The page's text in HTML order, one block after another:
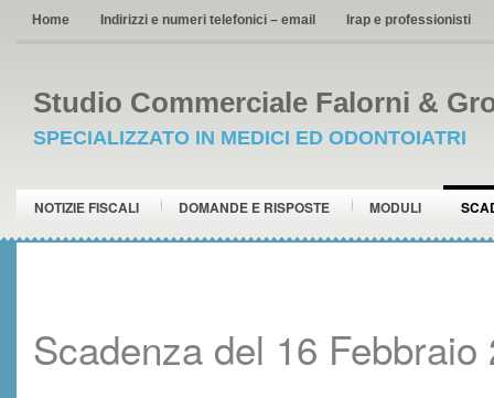
Home Indirizzi e numeri telefonici – email Irap e professionisti
Studio Commerciale Falorni &
SPECIALIZZATO IN MEDICI ED ODONTOIATRI
NOTIZIE FISCALI DOMANDE E RISPOSTE MODULI
Scadenza del 16 Febbraio